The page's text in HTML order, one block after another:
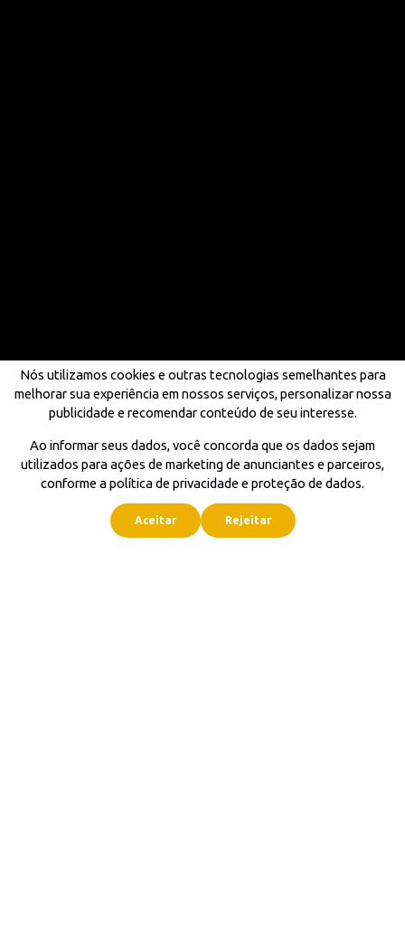
Nós utilizamos cookies e outras tecnologias semelhantes para
melhorar sua experiência em nossos serviços, personalizar nossa
publicidade e recomendar conteúdo de seu interesse.
Ao informar seus dados, você concorda que os dados sejam
utilizados para ações de marketing de anunciantes e parceiros,
conforme a política de privacidade e proteção de dados.
Aceitar Rejeitar